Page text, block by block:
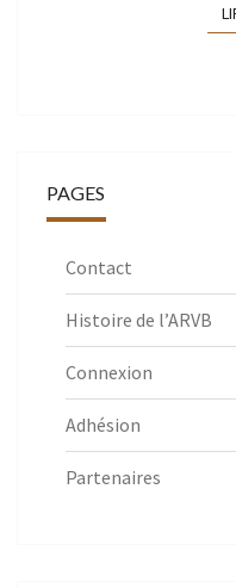
PAGES
Contact
Histoire de l’ARVB
Connexion
Adhésion
Partenaires